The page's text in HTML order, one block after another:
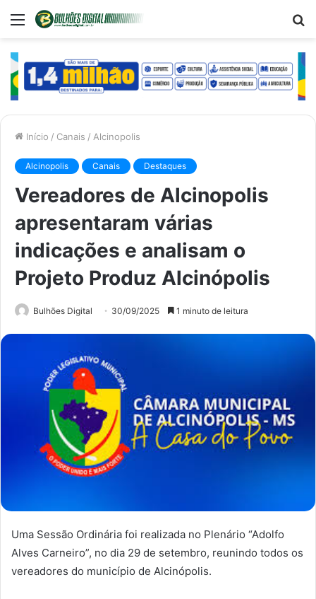
Menu
Início / Canais / Alcinopolis
Alcinopolis Canais Destaques
Vereadores de Alcinopolis
apresentaram várias
indicações e analisam o
Projeto Produz Alcinópolis
Bulhões Digital 30/09/2025 1 minuto de leitura
Uma Sessão Ordinária foi realizada no Plenário “Adolfo
Alves Carneiro”, no dia 29 de setembro, reunindo todos os
vereadores do município de Alcinópolis.